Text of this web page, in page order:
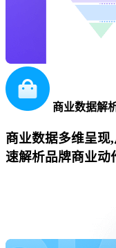
商业数据解
商业数据多维呈现
速解析品牌商业动